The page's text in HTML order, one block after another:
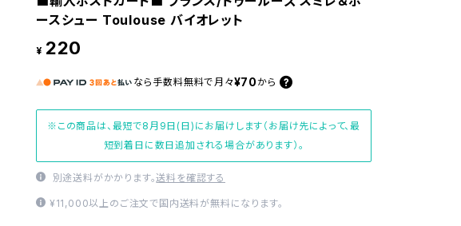
ースシュー Toulouse バイオレット
¥ 220
なら 手数料無料で 月々¥70 から
※この商品は、最短で8月9日(日)にお届けします（お届け先によって、最
短到着日に数日追加される場合があります）。
別途送料がかかります。送料を確認する
¥11,000以上のご注文で国内送料が無料になります。